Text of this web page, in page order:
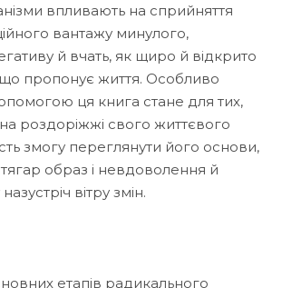
впливають на сприйняття
вантажу минулого,
й вчать, як щиро й відкрито
пропонує життя. Особливо
ця книга стане для тих,
роздоріжжі свого життєвого
змогу переглянути його основи,
образ і невдоволення й
вітру змін.
етапів радикального